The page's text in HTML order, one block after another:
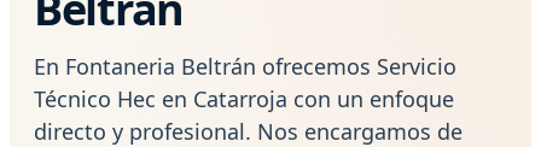
En Fontaneria Beltrán ofrecemos Servicio
Técnico Hec en Catarroja con un enfoque
directo y profesional. Nos encargamos de